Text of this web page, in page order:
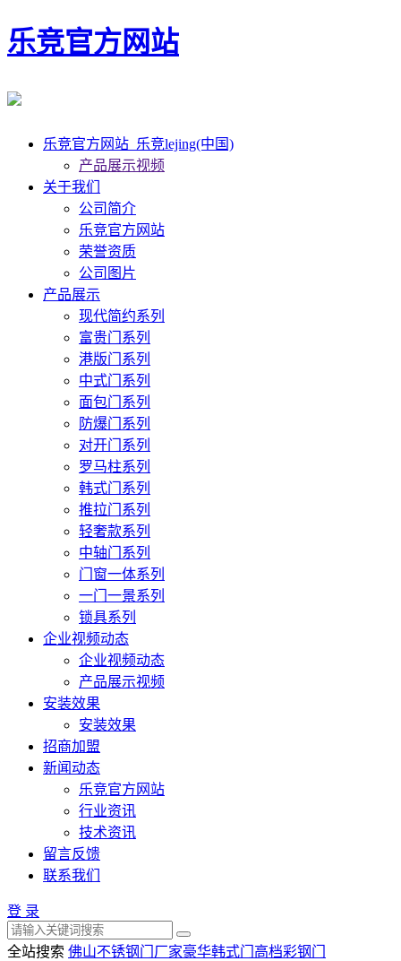
乐竞官方网站
乐竞官方网站_乐竞lejing(中国)
产品展示视频
关于我们
公司简介
乐竞官方网站
荣誉资质
公司图片
产品展示
现代简约系列
富贵门系列
港版门系列
中式门系列
面包门系列
防爆门系列
对开门系列
罗马柱系列
韩式门系列
推拉门系列
轻奢款系列
中轴门系列
门窗一体系列
一门一景系列
锁具系列
企业视频动态
企业视频动态
产品展示视频
安装效果
安装效果
招商加盟
新闻动态
乐竞官方网站
行业资讯
技术资讯
留言反馈
联系我们
登 录
全站搜索 佛山不锈钢门厂家豪华韩式门 高档彩钢门